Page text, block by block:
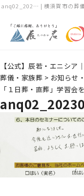
anq02_202… | 横須賀市の葬
【公式】辰若・エニシア
葬儀・家族葬 > お知らせ
「１日葬・直葬」学習会